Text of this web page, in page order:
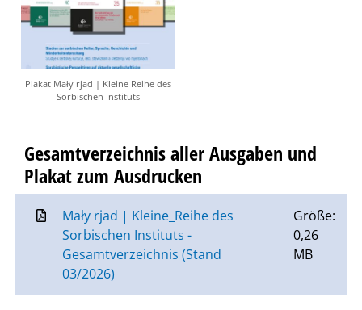
Plakat Mały rjad | Kleine Reihe des
Sorbischen Instituts
Gesamtverzeichnis aller Ausgaben und
Plakat zum Ausdrucken
Mały rjad | Kleine_Reihe des
Sorbischen Instituts -
Gesamtverzeichnis (Stand
03/2026)
Größe:
0,26
MB